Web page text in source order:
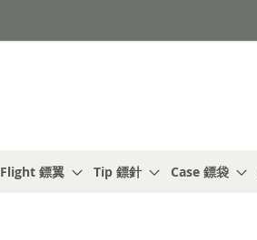
Flight 鏢翼 Tip 鏢針 Case 鏢袋